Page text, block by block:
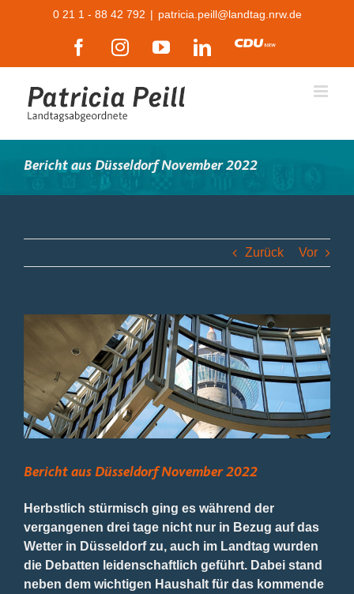
0 21 1 - 88 42 792 | patricia.peill@landtag.nrw.de
FacebookInstagramYouTubeLinkedIn
CDU
Bericht aus Düsseldorf November 2022
Zurück Vor
Bericht aus Düsseldorf November 2022
Herbstlich stürmisch ging es während der
vergangenen drei tage nicht nur in Bezug auf das
Wetter in Düsseldorf zu, auch im Landtag wurden
die Debatten leidenschaftlich geführt. Dabei stand
neben dem wichtigen Haushalt für das kommende